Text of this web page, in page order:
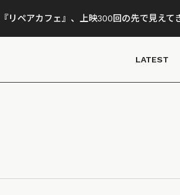
リペアカフェ』、上映300回の先で見えて
LATEST